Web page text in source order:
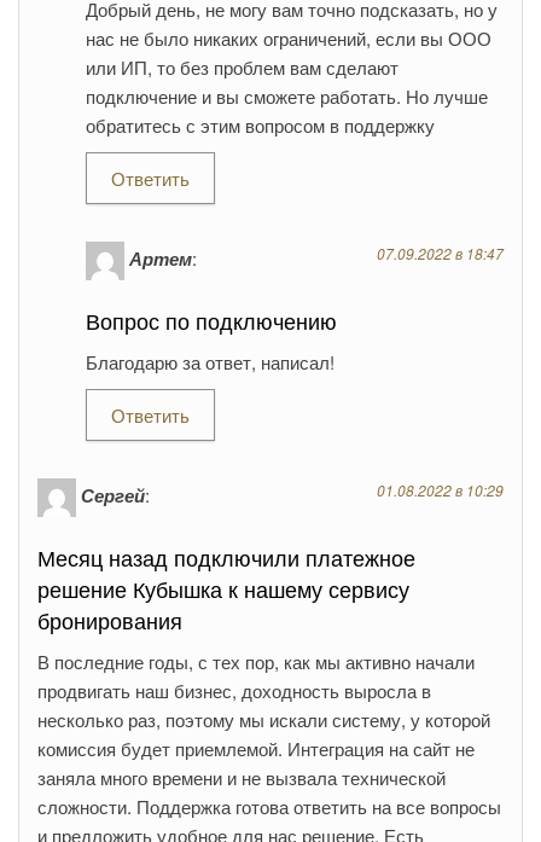
Добрый день, не могу вам точно подсказать, но у
нас не было никаких ограничений, если вы ООО
или ИП, то без проблем вам сделают
подключение и вы сможете работать. Но лучше
обратитесь с этим вопросом в поддержку
Ответить
Артем: 07.09.2022 в 18:47
Вопрос по подключению
Благодарю за ответ, написал!
Ответить
Сергей: 01.08.2022 в 10:29
Месяц назад подключили платежное
решение Кубышка к нашему сервису
бронирования
В последние годы, с тех пор, как мы активно начали
продвигать наш бизнес, доходность выросла в
несколько раз, поэтому мы искали систему, у которой
комиссия будет приемлемой. Интеграция на сайт не
заняла много времени и не вызвала технической
сложности. Поддержка готова ответить на все вопросы
и предложить удобное для нас решение. Есть